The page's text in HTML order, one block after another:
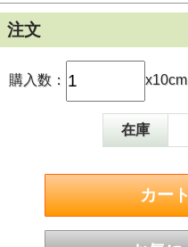
注文
購入数： x10cm
在庫